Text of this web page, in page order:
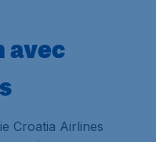
avec
Croatia Airlines